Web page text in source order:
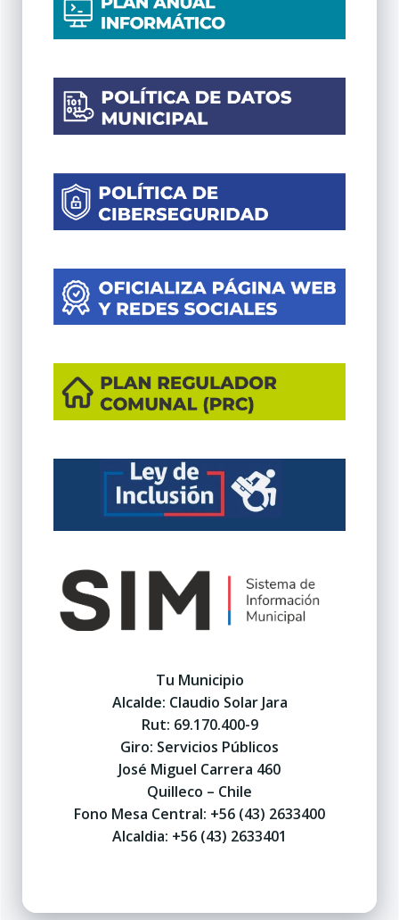
Tu Municipio
Alcalde: Claudio Solar Jara
Rut: 69.170.400-9
Giro: Servicios Públicos
José Miguel Carrera 460
Quilleco – Chile
Fono Mesa Central: +56 (43) 2633400
Alcaldia: +56 (43) 2633401